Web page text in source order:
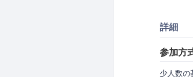
詳細
参加方
少人数